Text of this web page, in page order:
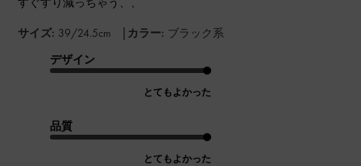
サイズ: 39/24.5cm | カラー: ブラック系
デザイン
とてもよかった
品質
とてもよかった